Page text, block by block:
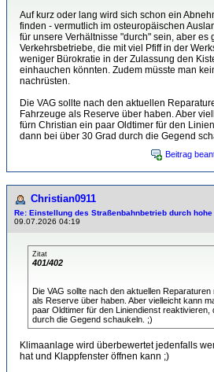
Auf kurz oder lang wird sich schon ein
finden - vermutlich im osteuropäischen
für unsere Verhältnisse "durch" sein, aber es
Verkehrsbetriebe, die mit viel Pfiff in der
weniger Bürokratie in der Zulassung den
einhauchen könnten. Zudem müsste man
nachrüsten.
Die VAG sollte nach den aktuellen
Fahrzeuge als Reserve über haben. Aber
fürn Christian ein paar Oldtimer für den
dann bei über 30 Grad durch die Gegend
Beitrag
Christian0911
Re: Einstellung des Straßenbahnbetrieb durch
09.07.2026 04:19
Zitat
401/402
Die VAG sollte nach den aktuellen
als Reserve über haben. Aber vielleicht kann
paar Oldtimer für den Liniendienst reaktivieren,
durch die Gegend schaukeln. ;)
Klimaanlage wird überbewertet jedenfalls
hat und Klappfenster öffnen kann ;)